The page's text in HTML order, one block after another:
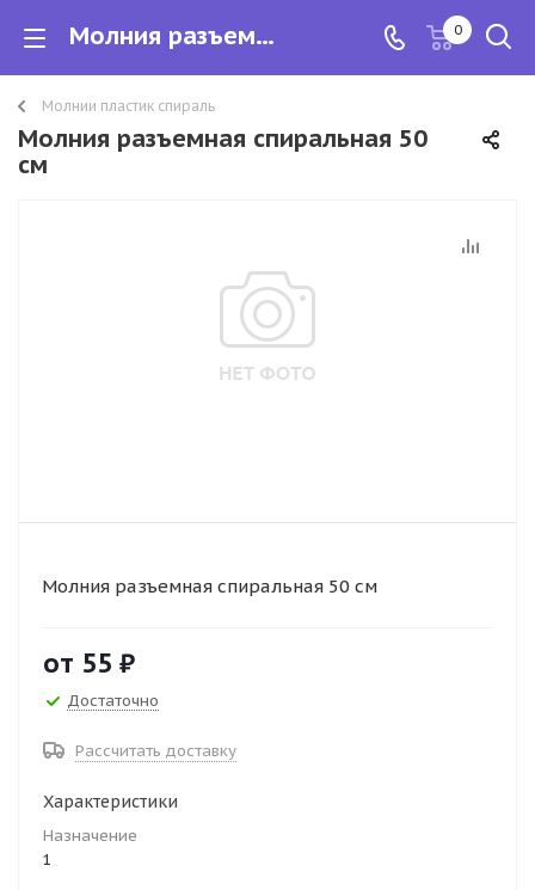
Молния разъемная спиральная 50 см 0
Молнии пластик спираль
Молния разъемная спиральная 50
см
Молния разъемная спиральная 50 см
от 55 ₽
Достаточно
Рассчитать доставку
Характеристики
Назначение
1